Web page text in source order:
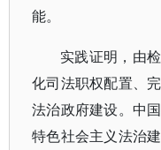
能。
实践证明，由
化司法职权配置、
法治政府建设。中
特色社会主义法治